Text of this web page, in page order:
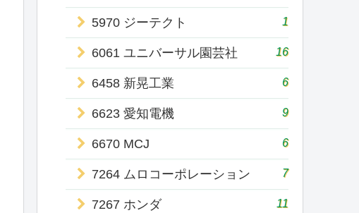
5970 ジーテクト 1
6061 ユニバーサル園芸社 16
6458 新晃工業 6
6623 愛知電機 9
6670 MCJ 6
7264 ムロコーポレーション 7
7267 ホンダ 11